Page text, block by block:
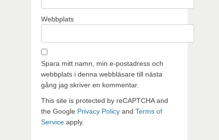
Webbplats
Spara mitt namn, min e-postadress och
webbplats i denna webbläsare till nästa
gång jag skriver en kommentar.
This site is protected by reCAPTCHA and
the Google Privacy Policy and Terms of
Service apply.